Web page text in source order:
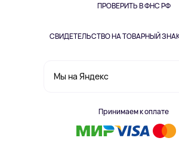
ПРОВЕРИТЬ В ФНС РФ
СВИДЕТЕЛЬСТВО НА ТОВАРНЫЙ
Мы на Яндекс
Принимаем к оплате
Одежда и аксессуары